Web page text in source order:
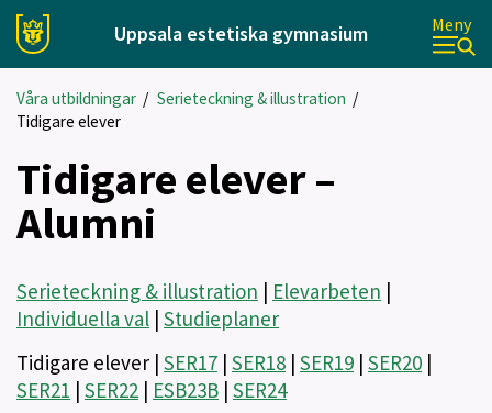
Uppsala estetiska gymnasium Meny
Våra utbildningar / Serieteckning & illustration /
Tidigare elever
Tidigare elever –
Alumni
Serieteckning & illustration | Elevarbeten |
Individuella val | Studieplaner
Tidigare elever | SER17 | SER18 | SER19 | SER20 |
SER21 | SER22 | ESB23B | SER24